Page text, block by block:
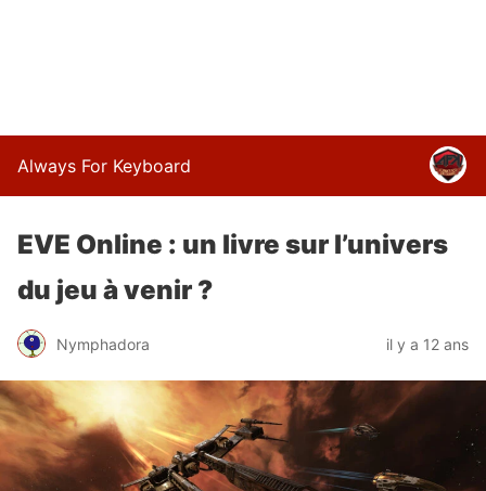
Always For Keyboard
EVE Online : un livre sur l’univers
du jeu à venir ?
Nymphadora il y a 12 ans